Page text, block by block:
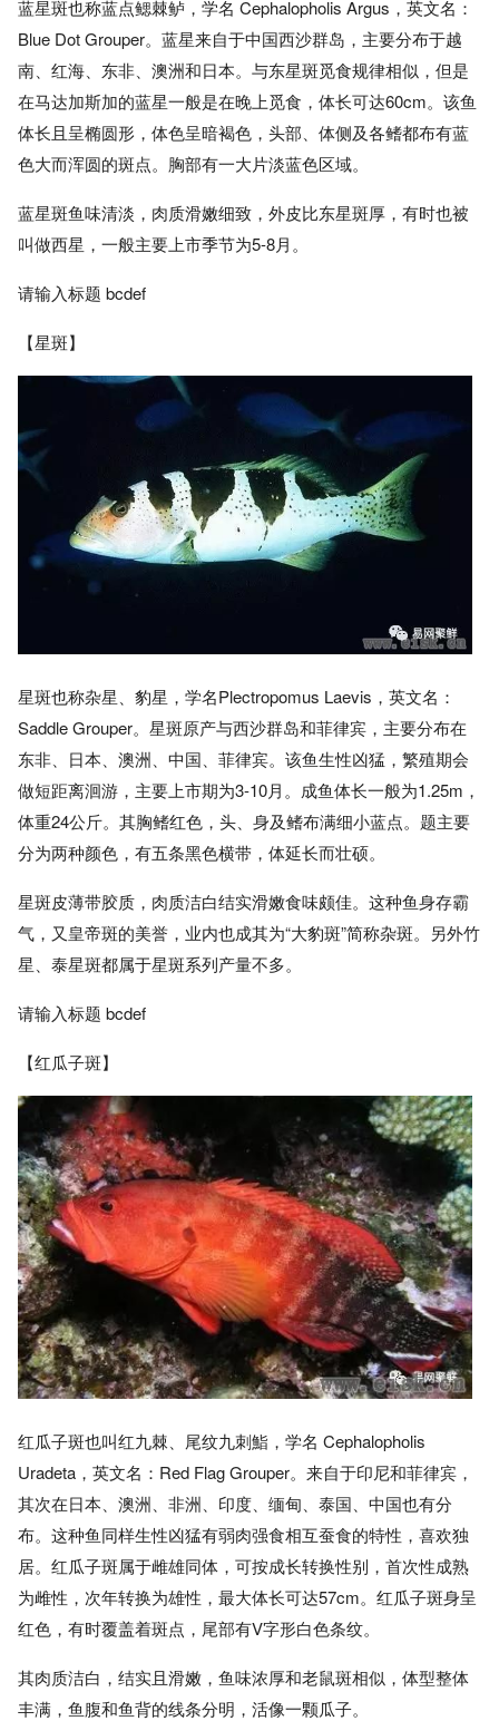
蓝星斑也称蓝点鳃棘鲈，学名 Cephalopholis Argus，英文名：
Blue Dot Grouper。蓝星来自于中国西沙群岛，主要分布于越
南、红海、东非、澳洲和日本。与东星斑觅食规律相似，但是
在马达加斯加的蓝星一般是在晚上觅食，体长可达60cm。该鱼
体长且呈椭圆形，体色呈暗褐色，头部、体侧及各鳍都布有蓝
色大而浑圆的斑点。胸部有一大片淡蓝色区域。
蓝星斑鱼味清淡，肉质滑嫩细致，外皮比东星斑厚，有时也被
叫做西星，一般主要上市季节为5-8月。
请输入标题 bcdef
【星斑】
星斑也称杂星、豹星，学名Plectropomus Laevis，英文名：
Saddle Grouper。星斑原产与西沙群岛和菲律宾，主要分布在
东非、日本、澳洲、中国、菲律宾。该鱼生性凶猛，繁殖期会
做短距离洄游，主要上市期为3-10月。成鱼体长一般为1.25m，
体重24公斤。其胸鳍红色，头、身及鳍布满细小蓝点。题主要
分为两种颜色，有五条黑色横带，体延长而壮硕。
星斑皮薄带胶质，肉质洁白结实滑嫩食味颇佳。这种鱼身存霸
气，又皇帝斑的美誉，业内也成其为“大豹斑”简称杂斑。另外竹
星、泰星斑都属于星斑系列产量不多。
请输入标题 bcdef
【红瓜子斑】
红瓜子斑也叫红九棘、尾纹九刺鮨，学名 Cephalopholis
Uradeta，英文名：Red Flag Grouper。来自于印尼和菲律宾，
其次在日本、澳洲、非洲、印度、缅甸、泰国、中国也有分
布。这种鱼同样生性凶猛有弱肉强食相互蚕食的特性，喜欢独
居。红瓜子斑属于雌雄同体，可按成长转换性别，首次性成熟
为雌性，次年转换为雄性，最大体长可达57cm。红瓜子斑身呈
红色，有时覆盖着斑点，尾部有V字形白色条纹。
其肉质洁白，结实且滑嫩，鱼味浓厚和老鼠斑相似，体型整体
丰满，鱼腹和鱼背的线条分明，活像一颗瓜子。